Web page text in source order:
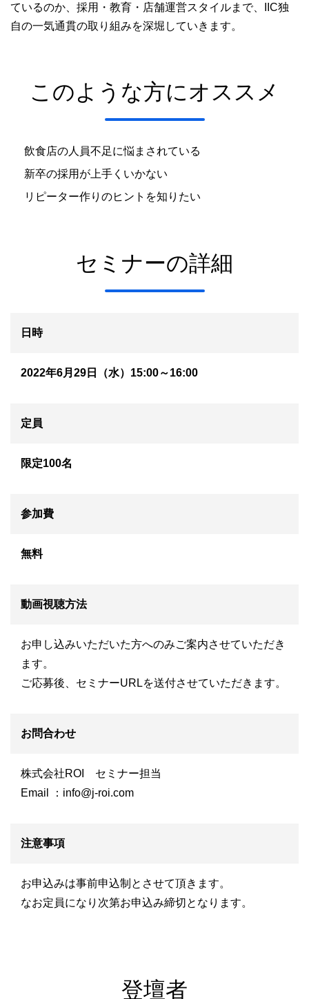
ているのか、採用・教育・店舗運営スタイルまで、IIC独
自の一気通貫の取り組みを深堀していきます。
このような方にオススメ
飲食店の人員不足に悩まされている
新卒の採用が上手くいかない
リピーター作りのヒントを知りたい
セミナーの詳細
日時
2022年6月29日（水）15:00～16:00
定員
限定100名
参加費
無料
動画視聴方法
お申し込みいただいた方へのみご案内させていただき
ます。
ご応募後、セミナーURLを送付させていただきます。
お問合わせ
株式会社ROI セミナー担当
Email ： info@j-roi.com
注意事項
お申込みは事前申込制とさせて頂きます。
なお定員になり次第お申込み締切となります。
登壇者